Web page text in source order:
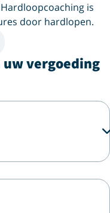
is
door hardlopen.
uw vergoeding